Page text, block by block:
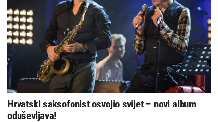
Hrvatski saksofonist osvojio svijet – novi album
oduševljava!